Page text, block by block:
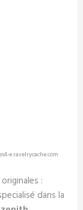
e.ravelrycache.com
:
dans la